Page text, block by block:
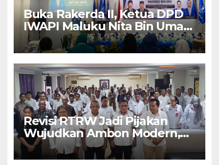
Buka Rakerda II, Ketua DPD
IWAPI Maluku Nita Bin Umar:
Perempuan Pengusaha Pilar
Penggerak UMKM
Revisi RTRW Jadi Pijakan
Wujudkan Ambon Modern,
Nyaman dan Berkelanjutan,
Kata Wali Kota Bodewin